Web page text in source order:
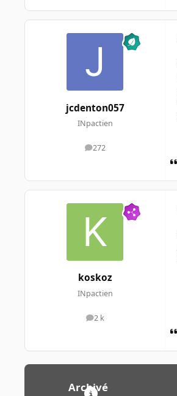
jcdenton057
INpactien
272
messages
koskoz
INpactien
2 k
messages
Archivé